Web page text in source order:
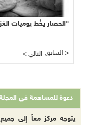
الحصار يخُط يوميات الغزيين "ببوابير الكاز" و"أفران الطين"
< التالي السابق >
دعوة للمساهمة في المجلة
يتوجه مركز معاً إلى جميع